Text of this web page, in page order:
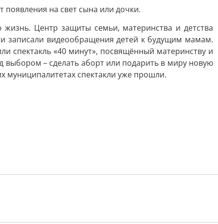
появления на свет сына или дочки.
Центр защиты семьи, материнства и детства
записали видеообращения детей к будущим мамам.
спектакль «40 минут», посвящённый материнству и
выбором – сделать аборт или подарить в миру новую
муниципалитетах спектакли уже прошли.